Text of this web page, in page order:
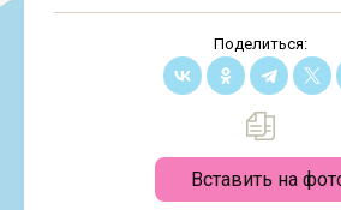
Поделиться:
Вставить на